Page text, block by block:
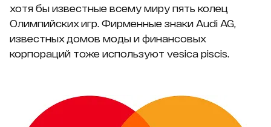
хотя бы известные всему миру пять колец
Олимпийских игр. Фирменные знаки Audi AG,
известных домов моды и финансовых
корпораций тоже используют vesica piscis.